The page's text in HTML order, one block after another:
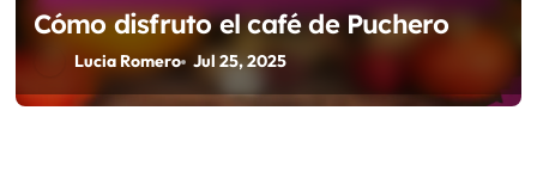
Cómo disfruto el café de Puchero
Lucia Romero Jul 25, 2025